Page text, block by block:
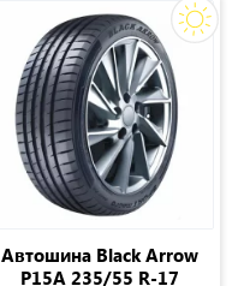
Автошина Black Arrow
P15A 235/55 R-17